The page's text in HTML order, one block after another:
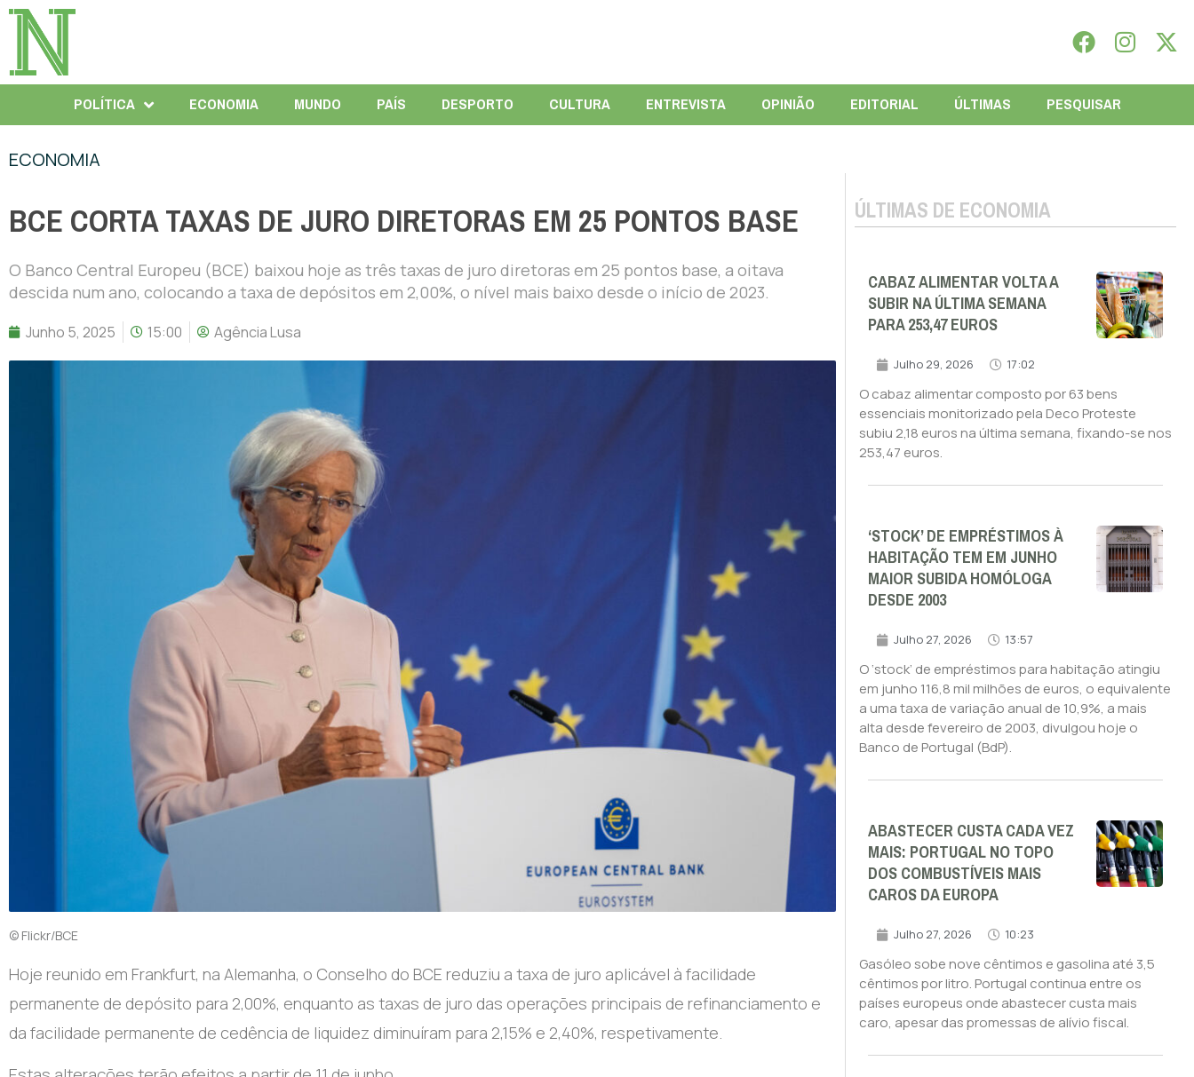
POLÍTICA ECONOMIA MUNDO PAÍS DESPORTO CULTURA ENTREVISTA OPINIÃO EDITORIAL ÚLTIMAS PESQUISAR
ECONOMIA
BCE CORTA TAXAS DE JURO DIRETORAS EM 25 PONTOS BASE
O Banco Central Europeu (BCE) baixou hoje as três taxas de juro diretoras em 25 pontos base, a oitava
descida num ano, colocando a taxa de depósitos em 2,00%, o nível mais baixo desde o início de 2023.
Junho 5, 2025 15:00 Agência Lusa
© Flickr/BCE
Hoje reunido em Frankfurt, na Alemanha, o Conselho do BCE reduziu a taxa de juro aplicável à facilidade
permanente de depósito para 2,00%, enquanto as taxas de juro das operações principais de refinanciamento e
da facilidade permanente de cedência de liquidez diminuíram para 2,15% e 2,40%, respetivamente.
ÚLTIMAS DE ECONOMIA
CABAZ ALIMENTAR VOLTA A
SUBIR NA ÚLTIMA SEMANA
PARA 253,47 EUROS
Julho 29, 2026 17:02
O cabaz alimentar composto por 63 bens
essenciais monitorizado pela Deco Proteste
subiu 2,18 euros na última semana, fixando-se nos
253,47 euros.
‘STOCK’ DE EMPRÉSTIMOS À
HABITAÇÃO TEM EM JUNHO
MAIOR SUBIDA HOMÓLOGA
DESDE 2003
Julho 27, 2026 13:57
O ‘stock’ de empréstimos para habitação atingiu
em junho 116,8 mil milhões de euros, o equivalente
a uma taxa de variação anual de 10,9%, a mais
alta desde fevereiro de 2003, divulgou hoje o
Banco de Portugal (BdP).
ABASTECER CUSTA CADA VEZ
MAIS: PORTUGAL NO TOPO
DOS COMBUSTÍVEIS MAIS
CAROS DA EUROPA
Julho 27, 2026 10:23
Gasóleo sobe nove cêntimos e gasolina até 3,5
cêntimos por litro. Portugal continua entre os
países europeus onde abastecer custa mais
caro, apesar das promessas de alívio fiscal.